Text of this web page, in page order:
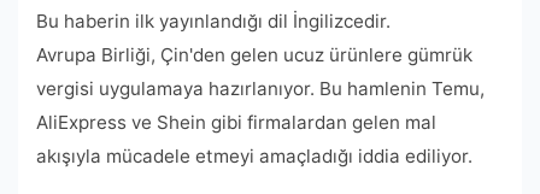
Bu haberin ilk yayınlandığı dil İngilizcedir.
Avrupa Birliği, Çin'den gelen ucuz ürünlere gümrük
vergisi uygulamaya hazırlanıyor. Bu hamlenin Temu,
AliExpress ve Shein gibi firmalardan gelen mal
akışıyla mücadele etmeyi amaçladığı iddia ediliyor.